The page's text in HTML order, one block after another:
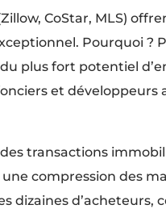
CoStar, MLS)
Pourquoi ?
plus fort potentiel
et développeurs
transactions
compression des
dizaines d’acheteurs,